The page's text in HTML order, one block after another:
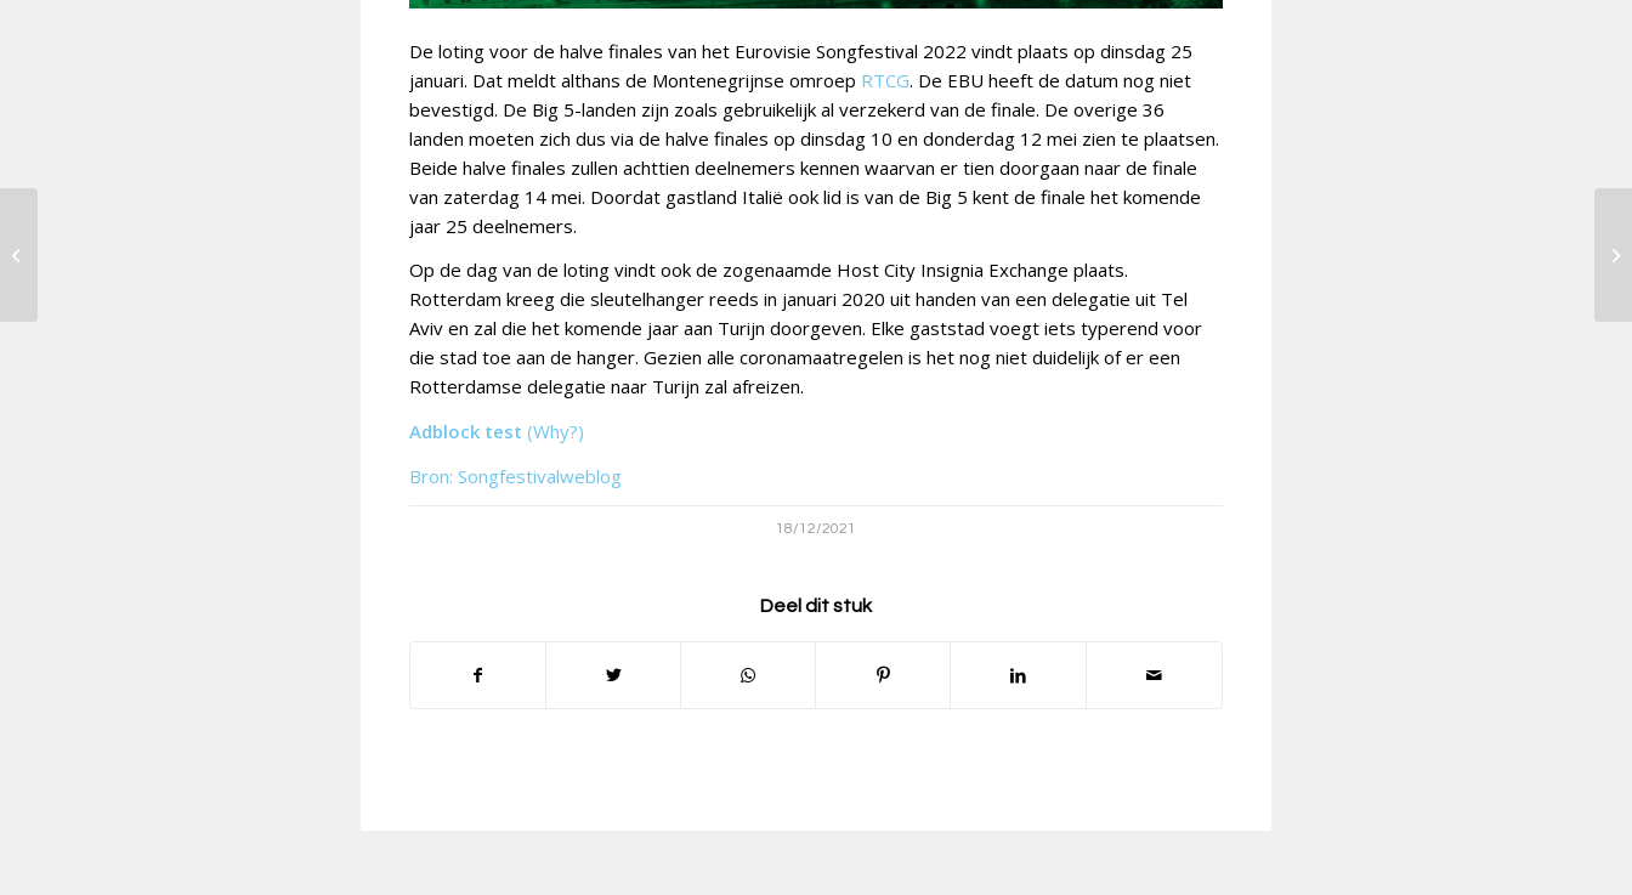
De loting voor de halve finales van het Eurovisie Songfestival 2022 vindt plaats op dinsdag 25
januari. Dat meldt althans de Montenegrijnse omroep RTCG. De EBU heeft de datum nog niet
bevestigd. De Big 5-landen zijn zoals gebruikelijk al verzekerd van de finale. De overige 36
landen moeten zich dus via de halve finales op dinsdag 10 en donderdag 12 mei zien te plaatsen.
Beide halve finales zullen achttien deelnemers kennen waarvan er tien doorgaan naar de finale
van zaterdag 14 mei. Doordat gastland Italië ook lid is van de Big 5 kent de finale het komende
jaar 25 deelnemers.
Op de dag van de loting vindt ook de zogenaamde Host City Insignia Exchange plaats.
Rotterdam kreeg die sleutelhanger reeds in januari 2020 uit handen van een delegatie uit Tel
Aviv en zal die het komende jaar aan Turijn doorgeven. Elke gaststad voegt iets typerend voor
die stad toe aan de hanger. Gezien alle coronamaatregelen is het nog niet duidelijk of er een
Rotterdamse delegatie naar Turijn zal afreizen.
Adblock test (Why?)
Bron: Songfestivalweblog
18/12/2021
Deel dit stuk